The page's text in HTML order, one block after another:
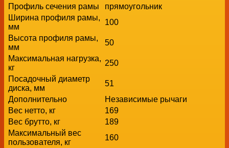
Профиль сечения рамы
прямоугольник
Ширина профиля рамы,
мм
100
Высота профиля рамы,
мм
50
Максимальная нагрузка,
кг
250
Посадочный диаметр
диска, мм
51
Дополнительно
Независимые рычаги
Вес нетто, кг
169
Вес брутто, кг
189
Максимальный вес
пользователя, кг
160